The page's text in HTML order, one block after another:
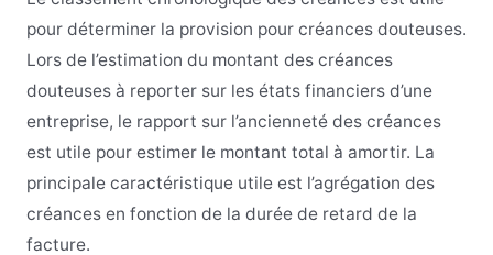
pour déterminer la provision pour créances douteuses.
Lors de l’estimation du montant des créances
douteuses à reporter sur les états financiers d’une
entreprise, le rapport sur l’ancienneté des créances
est utile pour estimer le montant total à amortir. La
principale caractéristique utile est l’agrégation des
créances en fonction de la durée de retard de la
facture.